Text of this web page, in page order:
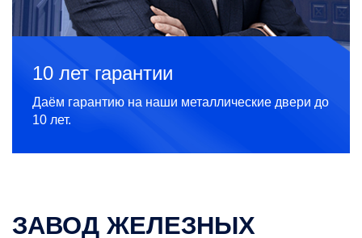
10 лет гарантии
Даём гарантию на наши металлические двери до
10 лет.
ЗАВОД ЖЕЛЕЗНЫХ